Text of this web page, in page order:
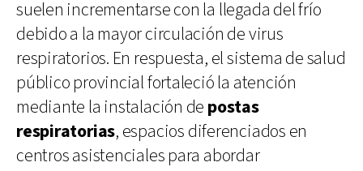
suelen incrementarse con la llegada del frío
debido a la mayor circulación de virus
respiratorios. En respuesta, el sistema de salud
público provincial fortaleció la atención
mediante la instalación de postas
respiratorias, espacios diferenciados en
centros asistenciales para abordar